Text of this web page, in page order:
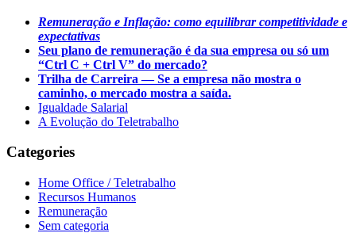
Remuneração e Inflação: como equilibrar competitividade e
expectativas
Seu plano de remuneração é da sua empresa ou só um
“Ctrl C + Ctrl V” do mercado?
Trilha de Carreira — Se a empresa não mostra o
caminho, o mercado mostra a saída.
Igualdade Salarial
A Evolução do Teletrabalho
Categories
Home Office / Teletrabalho
Recursos Humanos
Remuneração
Sem categoria